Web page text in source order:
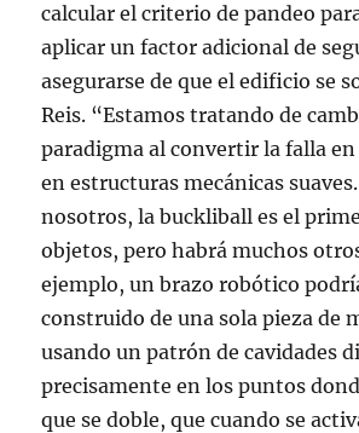
calcular el criterio de pandeo
aplicar un factor adicional de
asegurarse de que el edificio se
Reis. “Estamos tratando de
paradigma al convertir la falla
en estructuras mecánicas
nosotros, la buckliball es el
objetos, pero habrá muchos
ejemplo, un brazo robótico
construido de una sola pieza de
usando un patrón de cavidades
precisamente en los puntos
que se doble, que cuando se